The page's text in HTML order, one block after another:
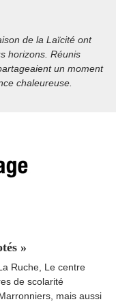
de la Laïcité ont
horizons. Réunis
un moment
chaleureuse.
»
Ruche, Le centre
de scolarité
mais aussi